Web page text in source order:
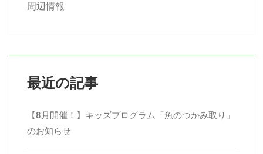
周辺情報
最近の記事
【8月開催！】キッズプログラム「魚のつかみ取り」
のお知らせ